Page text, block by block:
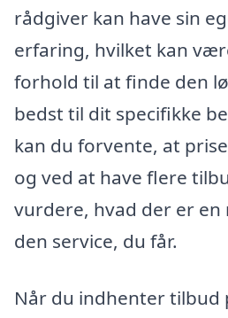
rådgiver kan have sin
erfaring, hvilket kan
forhold til at finde den
bedst til dit specifikke
kan du forvente, at
og ved at have flere
vurdere, hvad der er
den service, du får.
Når du indhenter tilbud